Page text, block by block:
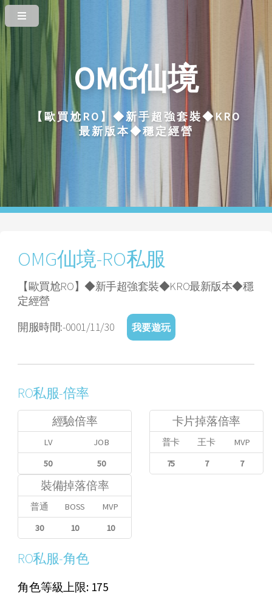
OMG仙境
【歐買尬RO】◆新手超強套裝◆KRO
最新版本◆穩定經營
OMG仙境-RO私服
【歐買尬RO】◆新手超強套裝◆KRO最新版本◆穩
定經營
開服時間:-0001/11/30
我要遊玩
RO私服-倍率
經驗倍率
LV
JOB
50
50
卡片掉落倍率
普卡 王卡
MVP
75
7 7
裝備掉落倍率
普通 BOSS
MVP
30
10 10
RO私服-角色
角色等級上限: 175